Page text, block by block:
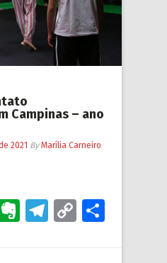
Campinas – ano
2021 ByMarília Carneiro
Evernote
Telegram
Copy